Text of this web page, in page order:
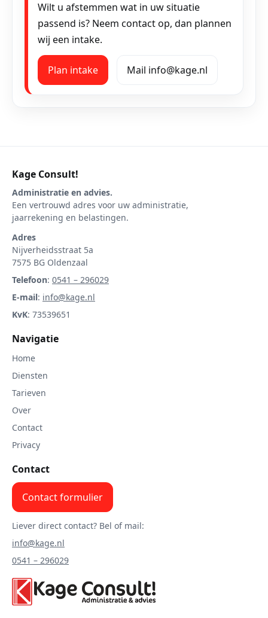
Wilt u afstemmen wat in uw situatie
passend is? Neem contact op, dan plannen
wij een intake.
Plan intake Mail info@kage.nl
Kage Consult!
Administratie en advies.
Een vertrouwd adres voor uw administratie,
jaarrekening en belastingen.
Adres
Nijverheidsstraat 5a
7575 BG Oldenzaal
Telefoon: 0541 – 296029
E-mail: info@kage.nl
KvK: 73539651
Navigatie
Home
Diensten
Tarieven
Over
Contact
Privacy
Contact
Contact formulier
Liever direct contact? Bel of mail:
info@kage.nl
0541 – 296029